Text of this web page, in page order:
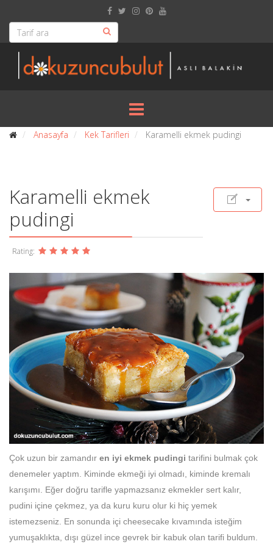
Anasayfa Kek Tarifleri Karamelli ekmek pudingi
Karamelli ekmek
pudingi
Rating:
Çok uzun bir zamandır en iyi ekmek pudingi tarifini bulmak çok
denemeler yaptım. Kiminde ekmeği iyi olmadı, kiminde kremalı
karışımı. Eğer doğru tarifle yapmazsanız ekmekler sert kalır,
pudini içine çekmez, ya da kuru kuru olur ki hiç yemek
istemezseniz. En sonunda içi cheesecake kıvamında isteğim
yumuşaklıkta, dışı güzel ince gevrek bir kabuk olan tarifi buldum.